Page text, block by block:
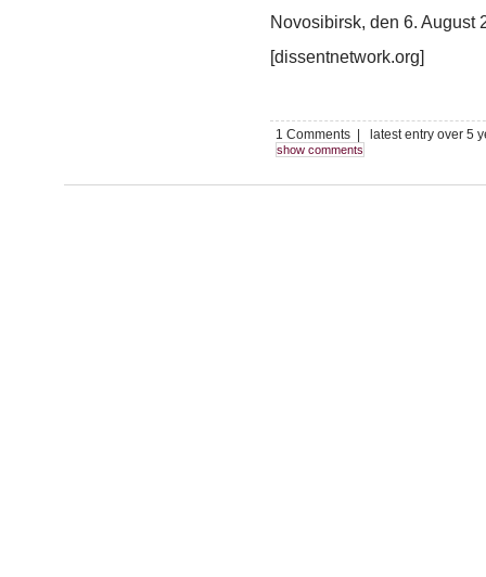
Novosibirsk, den 6. August
[dissentnetwork.org]
1 Comments | latest entry over 5
show comments